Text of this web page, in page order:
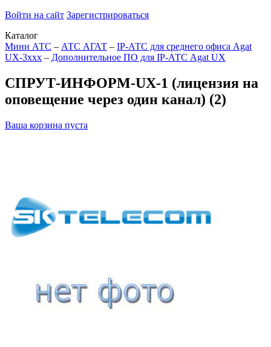
Войти на сайт Зарегистрироваться
Каталог
Мини АТС – АТС АГАТ – IP-АТС для среднего офиса Agat
UX-3xxx – Дополнительное ПО для IP-АТС Agat UX
СПРУТ-ИНФОРМ-UX-1 (лицензия на
оповещение через один канал) (2)
Ваша корзина пуста